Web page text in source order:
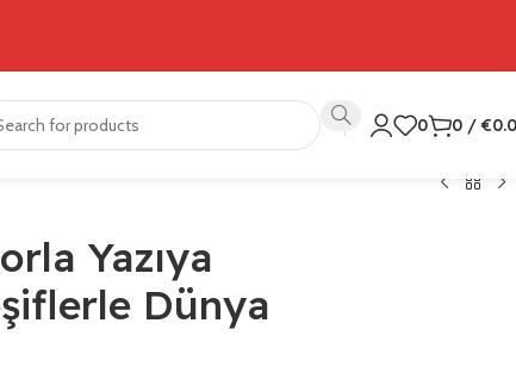
0 0 / €
Yazıya
Dünya